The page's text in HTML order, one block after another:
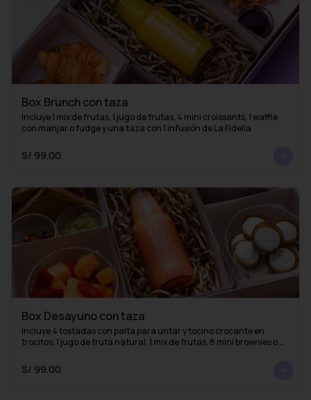
Box Brunch con taza
Incluye 1 mix de frutas, 1 jugo de frutas, 4 mini croissants, 1 waffle
con manjar o fudge y una taza con 1 infusión de La Fidelia
S/ 99.00
Box Desayuno con taza
Incluye 4 tostadas con palta para untar y tocino crocante en
trocitos; 1 jugo de fruta natural, 1 mix de frutas, 8 mini brownies o
S/ 99.00